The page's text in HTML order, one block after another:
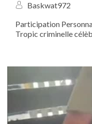
Baskwat972
Participation Personnage MR SALOMON Saison 7
Tropic criminelle